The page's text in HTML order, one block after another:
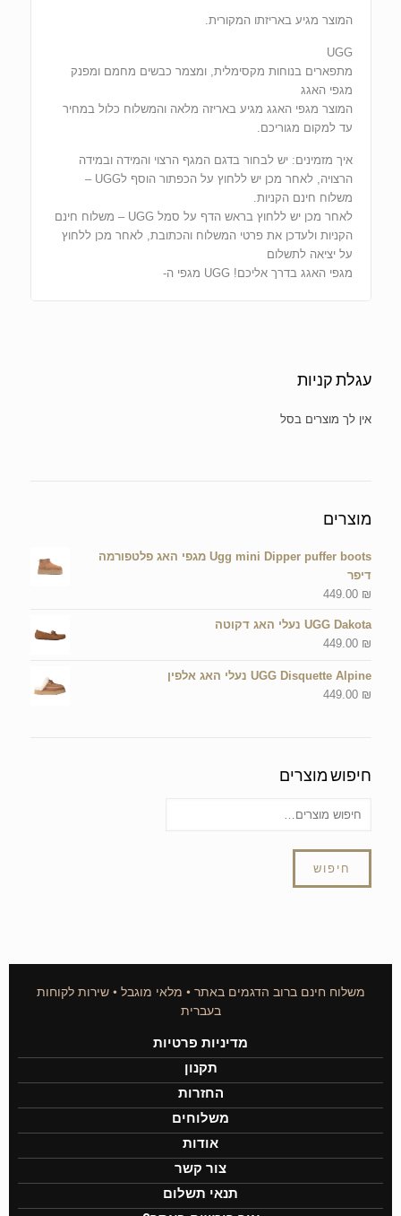
המוצר מגיע באריזתו המקורית.
UGG
מתפארים בנוחות מקסימלית, ומצמר כבשים מחמם ומפנק
מגפי האגג
המוצר מגפי האגג מגיע באריזה מלאה והמשלוח כלול במחיר
עד למקום מגוריכם.
איך מזמינים: יש לבחור בדגם המגף הרצוי והמידה ובמידה
הרצויה, לאחר מכן יש ללחוץ על הכפתור הוסף לUGG –
משלוח חינם הקניות.
לאחר מכן יש ללחוץ בראש הדף על סמל UGG – משלוח חינם
הקניות ולעדכן את פרטי המשלוח והכתובת, לאחר מכן ללחוץ
על יציאה לתשלום
מגפי האגג בדרך אליכם! UGG מגפי ה-
עגלת קניות
מוצרים
Ugg mini Dipper puffer boots מגפי האג פלטפורמה
דיפר
449.00 ₪
UGG Dakota נעלי האג דקוטה
449.00 ₪
UGG Disquette Alpine נעלי האג אלפין
449.00 ₪
חיפוש מוצרים
חיפוש
משלוח חינם ברוב הדגמים באתר • מלאי מוגבל • שירות לקוחות
בעברית
מדיניות פרטיות
תקנון
החזרות
משלוחים
אודות
צור קשר
תנאי תשלום